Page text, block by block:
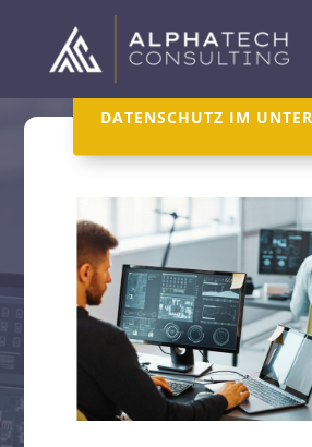
DATENSCHUTZ IM